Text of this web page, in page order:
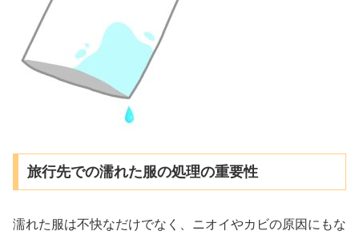
旅行先での濡れた服の処理の重要性
濡れた服は不快なだけでなく、ニオイやカビの原因にもな